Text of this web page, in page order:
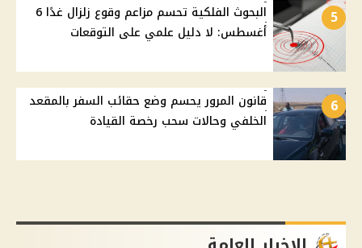
5
البحوث الفلكية تحسم مزاعم وقوع زلزال غدًا 6
أغسطس: لا دليل علمي على التوقعات
6
قانون المرور يحسم وضع حقائب السفر بالمقعد
الخلفي وحالات سحب رخصة القيادة